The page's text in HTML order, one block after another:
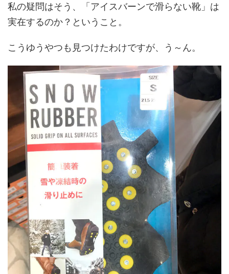
私の疑問はそう、「アイスバーンで滑らない靴」は
実在するのか？ということ。
こうゆうやつも見つけたわけですが、う～ん。